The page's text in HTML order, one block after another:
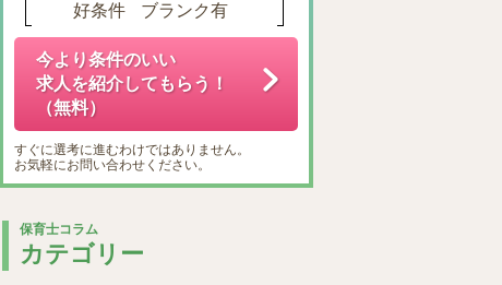
好条件
ブランク有
今より条件のいい
求人を紹介してもらう！
（無料）
すぐに選考に進むわけではありません。
お気軽にお問い合わせください。
保育士コラム
カテゴリー